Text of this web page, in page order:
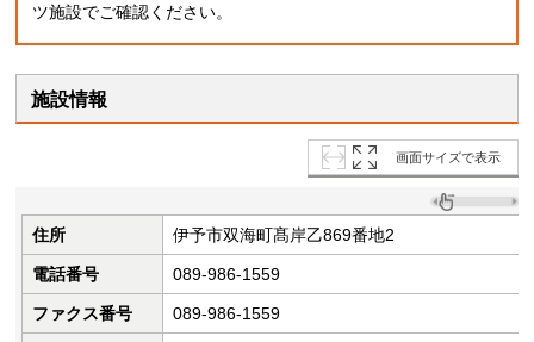
ツ施設でご確認ください。
施設情報
画面サイズで表示
住所 伊予市双海町髙岸乙869番地2
電話番号 089-986-1559
ファクス番号 089-986-1559